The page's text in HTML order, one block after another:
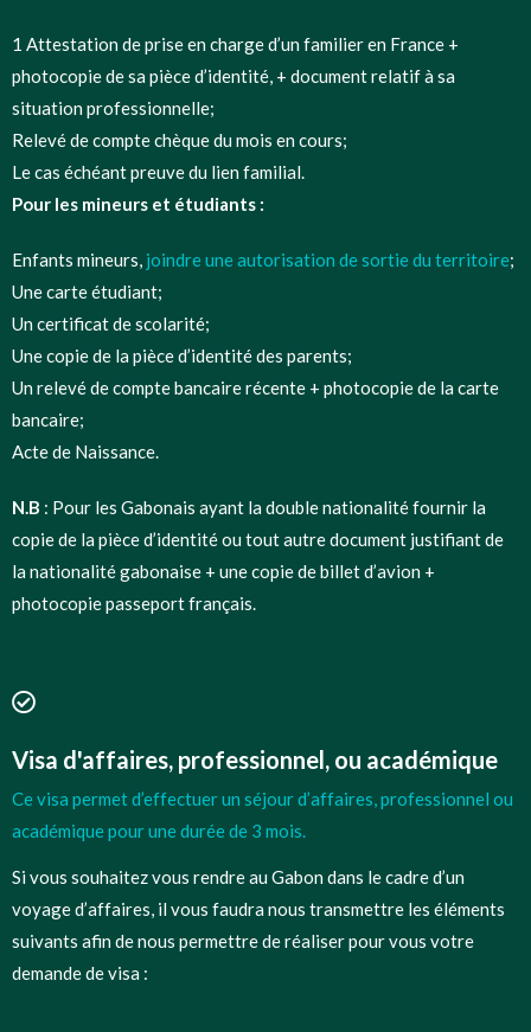
1 Attestation de prise en charge d’un familier en France +
photocopie de sa pièce d’identité, + document relatif à sa
situation professionnelle;
Relevé de compte chèque du mois en cours;
Le cas échéant preuve du lien familial.
Pour les mineurs et étudiants :
Enfants mineurs, joindre une autorisation de sortie du territoire;
Une carte étudiant;
Un certificat de scolarité;
Une copie de la pièce d’identité des parents;
Un relevé de compte bancaire récente + photocopie de la carte
bancaire;
Acte de Naissance.
N.B : Pour les Gabonais ayant la double nationalité fournir la
copie de la pièce d’identité ou tout autre document justifiant de
la nationalité gabonaise + une copie de billet d’avion +
photocopie passeport français.
Visa d'affaires, professionnel, ou académique
Ce visa permet d’effectuer un séjour d’affaires, professionnel ou
académique pour une durée de 3 mois.
Si vous souhaitez vous rendre au Gabon dans le cadre d’un
voyage d’affaires, il vous faudra nous transmettre les éléments
suivants afin de nous permettre de réaliser pour vous votre
demande de visa :